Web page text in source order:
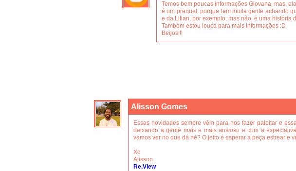
Temos bem poucas informações Giovana, mas,
é um prequel, porque tem muita gente achando
e da Lilian, por exemplo, mas não, é uma história
Também estou louca para mais informações :D
Beijos!!!
Alisson Gomes
Essas novidades sempre vêm para nos fazer palpitar e
deixando a gente mais e mais ansioso e com a
vamos ver no que dá né? O jeito é esperar a peça estrear e
Xo
Alisson
Re.View